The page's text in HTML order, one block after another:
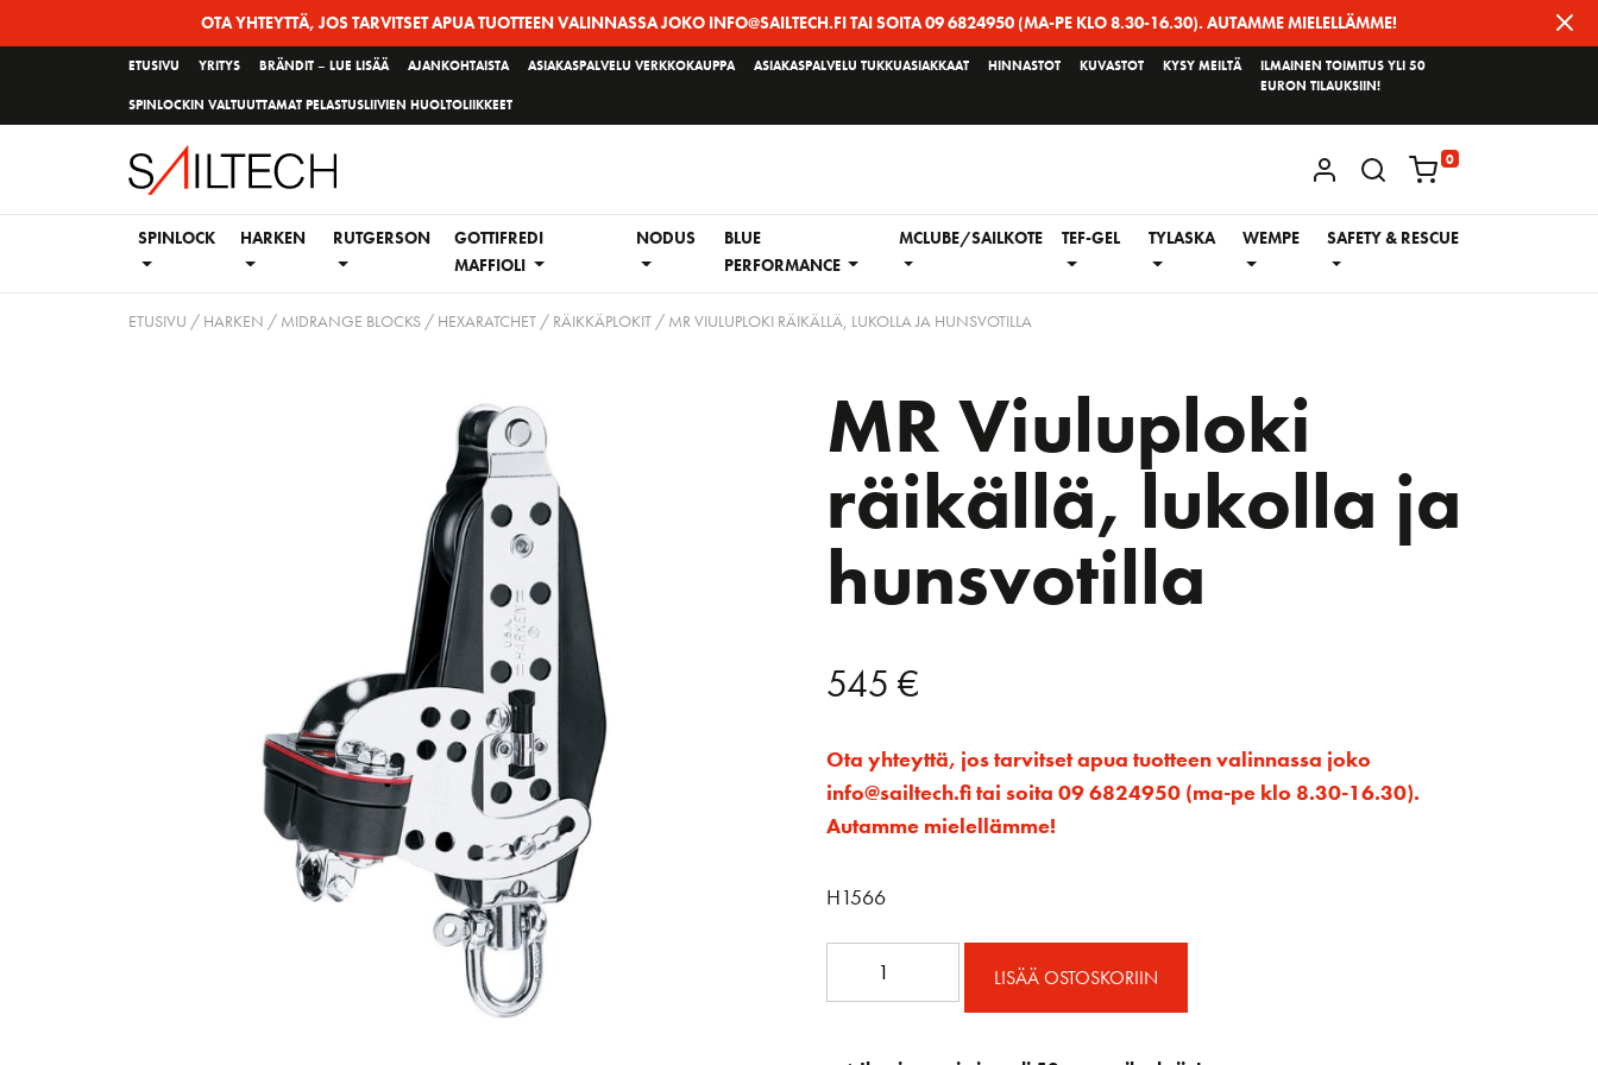
OTA YHTEYTTÄ, JOS TARVITSET APUA TUOTTEEN VALINNASSA JOKO INFO@SAILTECH.FI TAI SOITA 09 6824950 (MA-PE KLO 8.30-16.30). AUTAMME MIELELLÄMME!
ETUSIVU YRITYS BRÄNDIT – LUE LISÄÄ AJANKOHTAISTA ASIAKASPALVELU VERKKOKAUPPA ASIAKASPALVELU TUKKUASIAKKAAT HINNASTOT KUVASTOT KYSY MEILTÄ
SPINLOCKIN VALTUUTTAMAT PELASTUSLIIVIEN HUOLTOLIIKKEET
ILMAINEN TOIMITUS YLI 50
EURON TILAUKSIIN!
KIRJAUDU / REKISTERÖIDY
0
SPINLOCK HARKEN RUTGERSON
GOTTIFREDI
MAFFIOLI
NODUS
BLUE
PERFORMANCE
MCLUBE/SAILKOTE TEF-GEL TYLASKA WEMPE SAFETY & RESCUE
ETUSIVU / HARKEN / MIDRANGE BLOCKS/ HEXARATCHET / RÄIKKÄPLOKIT/ MR VIULUPLOKI RÄIKÄLLÄ, LUKOLLA JA HUNSVOTILLA
MR Viuluploki
räikällä, lukolla ja
hunsvotilla
545 €
Ota yhteyttä, jos tarvitset apua tuotteen valinnassa joko
info@sailtech.fi tai soita 09 6824950 (ma-pe klo 8.30-16.30).
Autamme mielellämme!
H1566
lukolla
LISÄÄ OSTOSKORIIN